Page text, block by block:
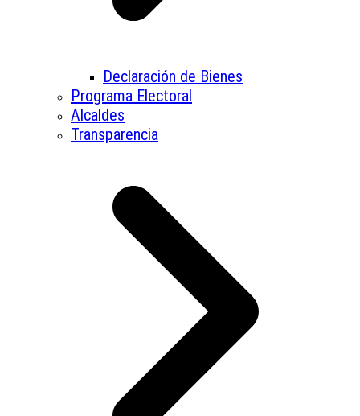
Declaración de Bienes
Programa Electoral
Alcaldes
Transparencia